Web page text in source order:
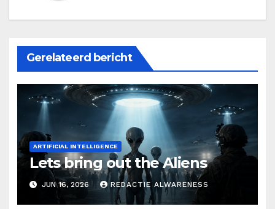
Gerelateerd bericht
ARTIFICIAL INTELLIGENCE
Lets bring out the Aliens
JUN 16, 2026 REDACTIE ALWARENESS